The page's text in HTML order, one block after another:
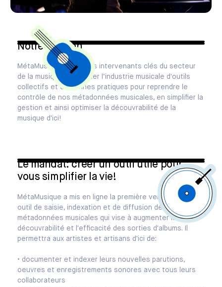
Notre mission
MétaMusique réunit des intervenants clés du secteur
de la musique pour doter l’industrie musicale d'outils
collectifs et de bonnes pratiques pour reprendre le
contrôle de nos métadonnées musicales, en simplifier la
gestion et ainsi optimiser la découvrabilité de la
musique d'ici!
Le mandat: créér un outil utile pour
vous simplifier la vie!
MétaMusique a mis en ligne la première version de son
outil de saisie, indexation et de diffusion de
métadonnées musicales qui vise à augmenter la
découvrabilité et l'efficacité des sorties d'albums. Il
permettra aux artistes et artisans d'ici de:
• documenter et indexer leurs nouvelles parutions,
oeuvres et enregistrements sonores avec tous leurs
collaborateurs